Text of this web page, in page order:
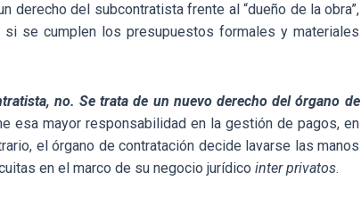
derecho del subcontratista frente al “dueño de la obra”,
se cumplen los presupuestos formales y materiales
no. Se trata de un nuevo derecho del órgano de
esa mayor responsabilidad en la gestión de pagos, en
el órgano de contratación decide lavarse las manos
en el marco de su negocio jurídico inter privatos.